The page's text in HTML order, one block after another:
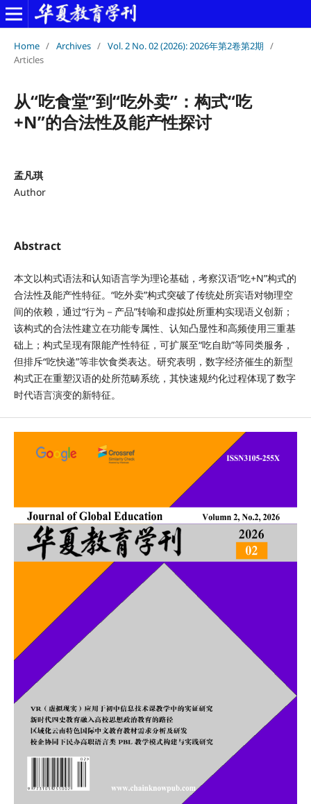
Home / Archives / Vol. 2 No. 02 (2026): 2026年第2卷第2期 /
Articles
从“吃食堂”到“吃外卖”：构式“吃
+N”的合法性及能产性探讨
孟凡琪
Author
Abstract
本文以构式语法和认知语言学为理论基础，考察汉语“吃+N”构式的
合法性及能产性特征。“吃外卖”构式突破了传统处所宾语对物理空
间的依赖，通过“行为－产品”转喻和虚拟处所重构实现语义创新；
该构式的合法性建立在功能专属性、认知凸显性和高频使用三重基
础上；构式呈现有限能产性特征，可扩展至“吃自助”等同类服务，
但排斥“吃快递”等非饮食类表达。研究表明，数字经济催生的新型
构式正在重塑汉语的处所范畴系统，其快速规约化过程体现了数字
时代语言演变的新特征。